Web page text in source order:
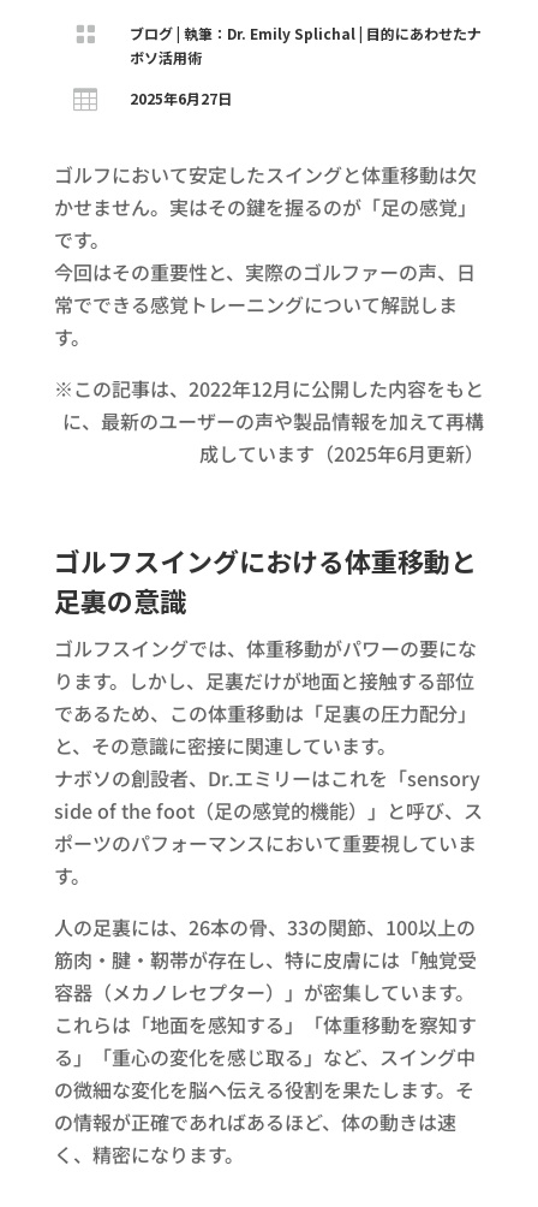
 ブログ| 執筆：Dr. Emily Splichal| 目的にあわせたナ
ボソ活用術
 2025年6月27日
ゴルフにおいて安定したスイングと体重移動は欠
かせません。実はその鍵を握るのが「足の感覚」
です。
今回はその重要性と、実際のゴルファーの声、日
常でできる感覚トレーニングについて解説しま
す。
※この記事は、2022年12月に公開した内容をもと
に、最新のユーザーの声や製品情報を加えて再構
成しています（2025年6月更新）
ゴルフスイングにおける体重移動と
足裏の意識
ゴルフスイングでは、体重移動がパワーの要にな
ります。しかし、足裏だけが地面と接触する部位
であるため、この体重移動は「足裏の圧力配分」
と、その意識に密接に関連しています。
ナボソの創設者、Dr.エミリーはこれを「sensory
side of the foot（足の感覚的機能）」と呼び、ス
ポーツのパフォーマンスにおいて重要視していま
す。
人の足裏には、26本の骨、33の関節、100以上の
筋肉・腱・靭帯が存在し、特に皮膚には「触覚受
容器（メカノレセプター）」が密集しています。
これらは「地面を感知する」「体重移動を察知す
る」「重心の変化を感じ取る」など、スイング中
の微細な変化を脳へ伝える役割を果たします。そ
の情報が正確であればあるほど、体の動きは速
く、精密になります。